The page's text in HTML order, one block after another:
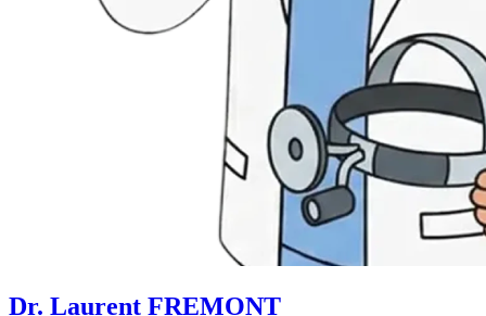
Dr. Laurent FREMONT